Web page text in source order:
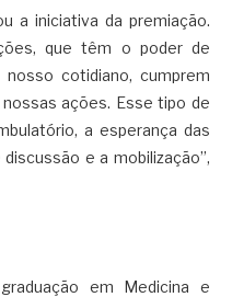
a iniciativa da premiação.
que têm o poder de
cotidiano, cumprem
ações. Esse tipo de
a esperança das
e a mobilização”,
em Medicina e